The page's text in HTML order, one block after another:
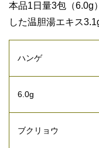
本品1日量3包（6.0g
した温胆湯エキス
ハンゲ
6.0g
ブクリョウ